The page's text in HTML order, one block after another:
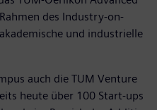
des Industry-on-
und industrielle
auch die TUM Venture
heute über 100 Start-ups